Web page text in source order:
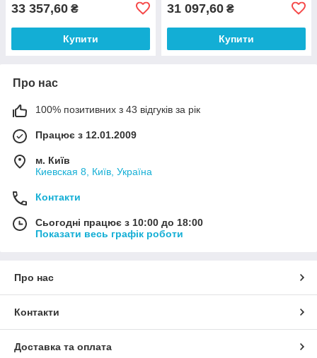
33 357,60 ₴
Купити
31 097,60 ₴
Купити
Про нас
100% позитивних з 43 відгуків за рік
Працює з 12.01.2009
м. Київ
Киевская 8, Київ, Україна
Контакти
Сьогодні працює з 10:00 до 18:00
Показати весь графік роботи
Про нас
Контакти
Доставка та оплата